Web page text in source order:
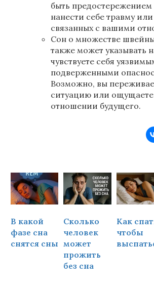
быть
нанести себе травму
связанных с вашими
Сон о множестве
также может указывать
чувствуете себя
подверженными
Возможно, вы
ситуацию или ощущаете
отношении будущего.
В какой
фазе сна
снятся сны
Сколько
человек
может
прожить
без сна
Как
чтобы